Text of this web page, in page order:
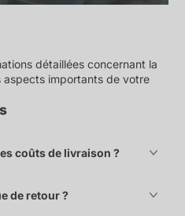
détaillées concernant la
aspects importants de votre
coûts de livraison ?
de retour ?